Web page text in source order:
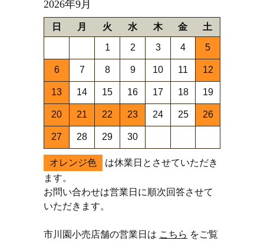
2026年9月
日 月 火 水 木 金 土
1 2 3 4 5
6 7 8 9 10 11 12
13 14 15 16 17 18 19
20 21 22 23 24 25 26
27 28 29 30
オレンジ色
は休業日とさせていただき
ます。
お問い合わせは営業日に順次回答させて
いただきます。
市川園小売店舗の営業日は こちら をご覧